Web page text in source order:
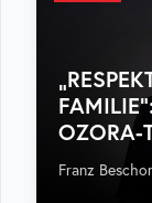
OZORA-
Franz